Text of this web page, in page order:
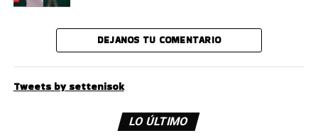
DEJANOS TU COMENTARIO
Tweets by settenisok
LO ÚLTIMO